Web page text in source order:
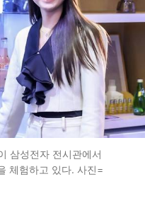
삼성전자 전시관에서
체험하고 있다. 사진=